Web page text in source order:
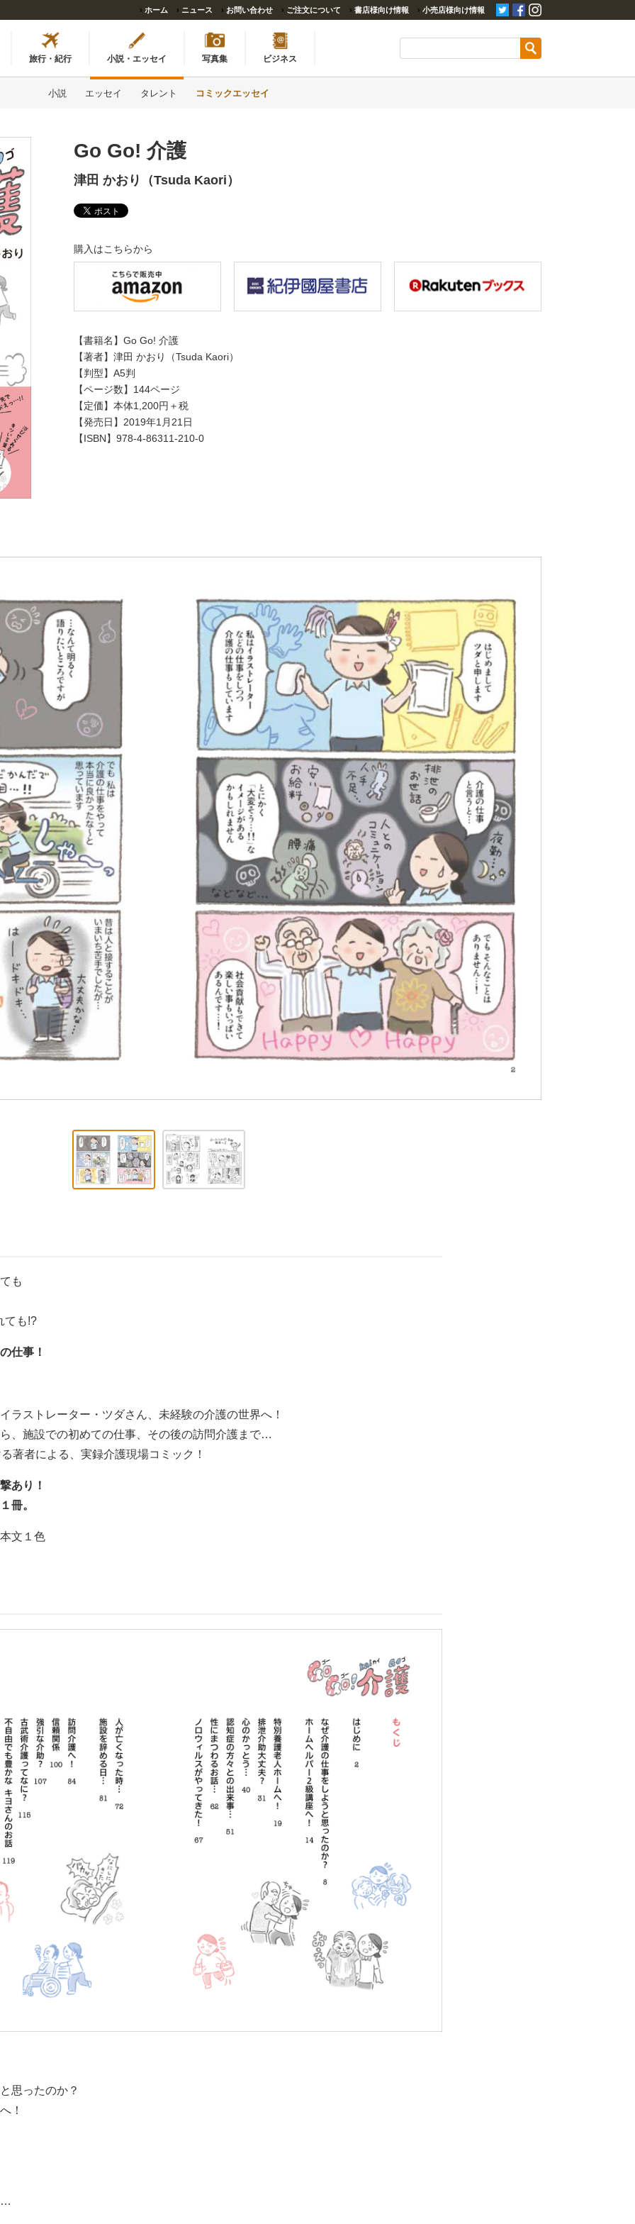
› ホーム › ニュース › お問い合わせ › ご注文について › 書店様向け情報 › 小売店様向け情報
旅行・紀行 小説・エッセイ 写真集 ビジネス
小説 エッセイ タレント コミックエッセイ
Go Go! 介護
津田 かおり（Tsuda Kaori）
購入はこちらから
【書籍名】Go Go! 介護
【著者】津田 かおり（Tsuda Kaori）
【判型】A5判
【ページ数】144ページ
【定価】本体1,200円＋税
【発売日】2019年1月21日
【ISBN】978-4-86311-210-0
も
ても!?
仕事！
ラストレーター・ツダさん、未経験の介護の世界へ！
、施設での初めての仕事、その後の訪問介護まで…
著者による、実録介護現場コミック！
あり！
冊。
文１色
思ったのか？
！
…